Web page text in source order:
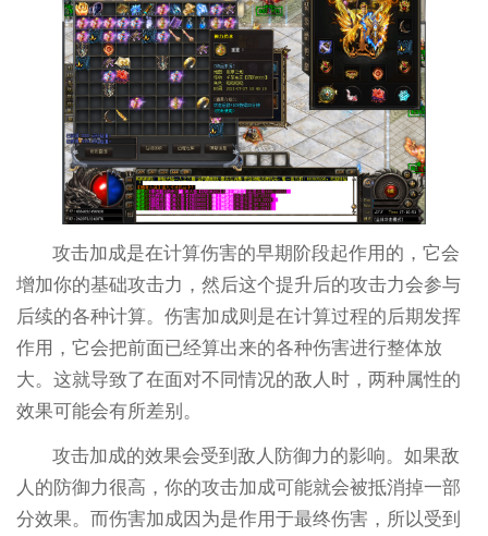
攻击加成是在计算伤害的早期阶段起作用的，它会
增加你的基础攻击力，然后这个提升后的攻击力会参与
后续的各种计算。伤害加成则是在计算过程的后期发挥
作用，它会把前面已经算出来的各种伤害进行整体放
大。这就导致了在面对不同情况的敌人时，两种属性的
效果可能会有所差别。
攻击加成的效果会受到敌人防御力的影响。如果敌
人的防御力很高，你的攻击加成可能就会被抵消掉一部
分效果。而伤害加成因为是作用于最终伤害，所以受到